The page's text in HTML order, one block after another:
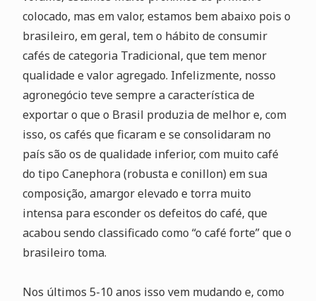
colocado, mas em valor, estamos bem abaixo pois o
brasileiro, em geral, tem o hábito de consumir
cafés de categoria Tradicional, que tem menor
qualidade e valor agregado. Infelizmente, nosso
agronegócio teve sempre a característica de
exportar o que o Brasil produzia de melhor e, com
isso, os cafés que ficaram e se consolidaram no
país são os de qualidade inferior, com muito café
do tipo Canephora (robusta e conillon) em sua
composição, amargor elevado e torra muito
intensa para esconder os defeitos do café, que
acabou sendo classificado como “o café forte” que o
brasileiro toma.
Nos últimos 5-10 anos isso vem mudando e, como